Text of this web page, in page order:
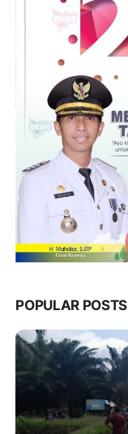
POPULAR POSTS